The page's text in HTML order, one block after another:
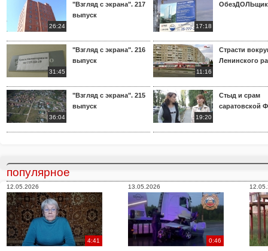
26:24
"Взгляд с экрана". 217
выпуск
31:45
"Взгляд с экрана". 216
выпуск
36:04
"Взгляд с экрана". 215
выпуск
17:18
11:16
Страсти
Ленинского
19:20
Стыд и срам
саратовской
популярное
12.05.2026
4:41
13.05.2026
0:46